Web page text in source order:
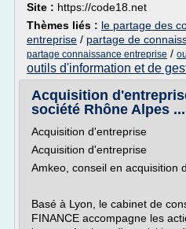
Site : https://code18.net
Thèmes liés : le partage des
entreprise / partage de
partage connaissance entreprise /
outils d'information et de
Acquisition
société Rhône Alpes ...
Acquisition d'entreprise
Acquisition d'entreprise
Amkeo, conseil en acquisition
Basé à Lyon, le cabinet de
FINANCE accompagne les